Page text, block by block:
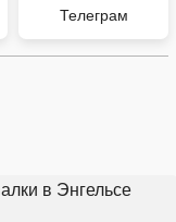
Телеграм